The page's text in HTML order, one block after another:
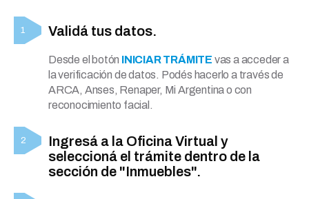
Validá tus datos.
Desde el botón INICIAR TRÁMITE vas a acceder a
la verificación de datos. Podés hacerlo a través de
ARCA, Anses, Renaper, Mi Argentina o con
reconocimiento facial.
Ingresá a la Oficina Virtual y
seleccioná el trámite dentro de la
sección de "Inmuebles".